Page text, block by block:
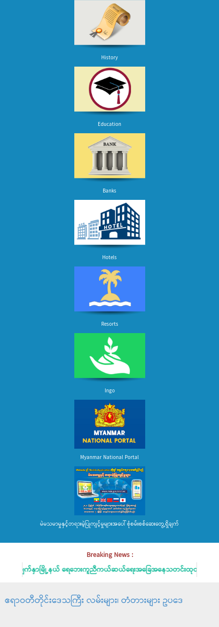
History
Education
Banks
Hotels
Resorts
Ingo
Myanmar National Portal
မဲမသမာမှုနှင့်တရားမဲ့ပြုကျင့်မှုများအပေါ် စုံစမ်းစစ်ဆေးတွေ့ရှိချက်
Breaking News :
းမျက်နှာမြို့နယ် ရေဘေးကူညီကယ်ဆယ်ရေးအခြေအနေသတင်းထုတ်ပြန်ခြင်း
ဧရာဝတီတိုင်းဒေသကြီး လမ်းများ၊ တံတားများ ဥပဒေ